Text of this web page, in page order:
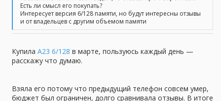
Есть ли смысл его покупать?
Интересует версия 6/128 памяти, но будут интересны отзывы
и от владельцев с другим объемом памяти
Купила A23 6/128 в марте, пользуюсь каждый день —
расскажу что думаю.
Взяла его потому что предыдущий телефон совсем умер,
бюджет был ограничен, долго сравнивала отзывы. В итоге